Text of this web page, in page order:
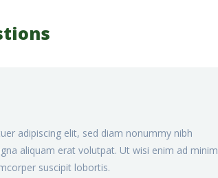
adipiscing elit, sed diam nonummy nibh
aliquam erat volutpat. Ut wisi enim ad minim
suscipit lobortis.